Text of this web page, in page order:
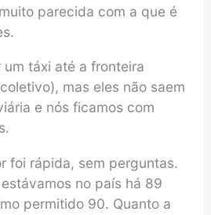
parecida com a que é
táxi até a fronteira
mas eles não saem
e nós ficamos com
foi rápida, sem perguntas.
no país há 89
permitido 90. Quanto a